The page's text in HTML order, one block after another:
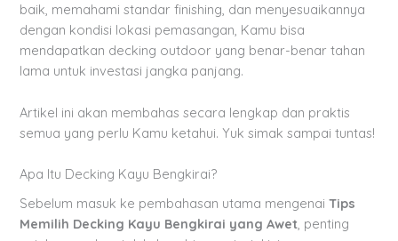
baik, memahami standar finishing, dan menyesuaikannya
dengan kondisi lokasi pemasangan, Kamu bisa
mendapatkan decking outdoor yang benar-benar tahan
lama untuk investasi jangka panjang.
Artikel ini akan membahas secara lengkap dan praktis
semua yang perlu Kamu ketahui. Yuk simak sampai tuntas!
Apa Itu Decking Kayu Bengkirai?
Sebelum masuk ke pembahasan utama mengenaiTips
Memilih Decking Kayu Bengkirai yang Awet, penting